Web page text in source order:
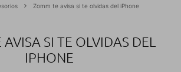
Zomm te avisa si te olvidas del iPhone
SI TE OLVIDAS DEL
IPHONE